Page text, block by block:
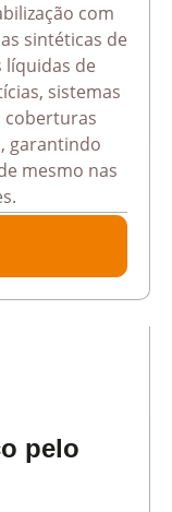
com
sintéticas de
líquidas de
sistemas
coberturas
garantindo
mesmo nas
pelo